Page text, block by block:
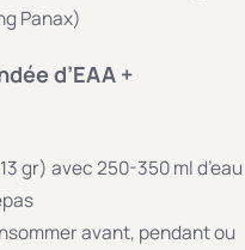
Panax)
d’EAA +
gr) avec 250-350 ml d’eau
avant, pendant ou